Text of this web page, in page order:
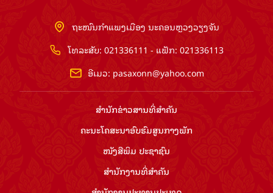
ຖະໜົນກຳແພງເມືອງ ນະຄອນຫຼວງວຽງຈັນ
ໂທລະສັບ: 021336111 - ແຟັກ: 021336113
ອີເມວ: pasaxonn@yahoo.com
ສຳ​ນັກ​ຂ່າວ​ສານ​ທີ່​ສຳ​ຄັນ​
ຄະນະໂຄສະນາອົບຮົມ​ສູນ​ກາງ​ພັກ
ໜັງສືພິມ ປະ​ຊາ​ຊົນ
ສຳ​ນັກ​ງານ​ທີ່​ສຳ​ຄັນ